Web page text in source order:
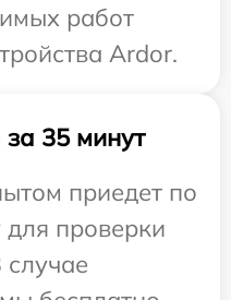
работ
Ardor.
35 минут
приедет по
проверки
случае